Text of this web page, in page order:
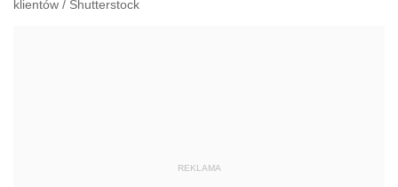
klientów / Shutterstock